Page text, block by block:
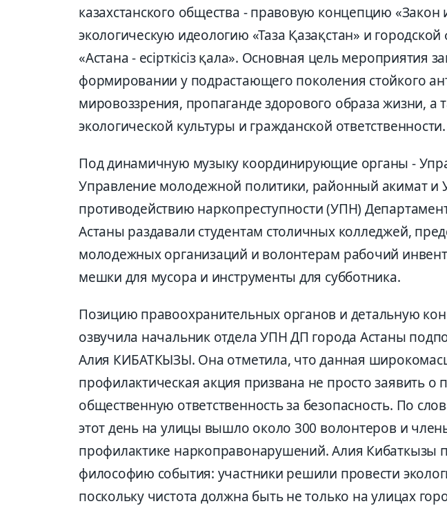
казахстанского общества - правовую концепцию «Закон
экологическую идеологию «Таза Қазақстан» и
«Астана - есірткісіз қала». Основная цель мероприятия
формировании у подрастающего поколения стойкого
мировоззрения, пропаганде здорового образа жизни, а
экологической культуры и гражданской ответственности.
Под динамичную музыку координирующие органы -
Управление молодежной политики, районный акимат и
противодействию наркопреступности (УПН)
Астаны раздавали студентам столичных колледжей,
молодежных организаций и волонтерам рабочий
мешки для мусора и инструменты для субботника.
Позицию правоохранительных органов и детальную
озвучила начальник отдела УПН ДП города Астаны
Алия КИБАТКЫЗЫ. Она отметила, что данная
профилактическая акция призвана не просто заявить о
общественную ответственность за безопасность. По
этот день на улицы вышло около 300 волонтеров и
профилактике наркоправонарушений. Алия Кибаткызы
философию события: участники решили провести
поскольку чистота должна быть не только на улицах